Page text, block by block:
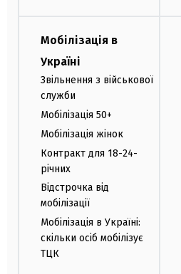
Мобілізація в
Україні
Звільнення з військової
служби
Мобілізація 50+
Мобілізація жінок
Контракт для 18-24-
річних
Відстрочка від
мобілізації
Мобілізація в Україні:
скільки осіб мобілізує
ТЦК